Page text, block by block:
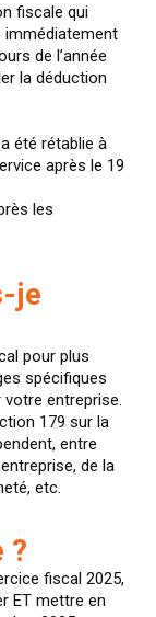
fiscale qui
immédiatement
de l’année
la déduction
été rétablie à
après le 19
les
je
pour plus
spécifiques
entreprise.
179 sur la
entre
de la
etc.
?
fiscal 2025,
ET mettre en